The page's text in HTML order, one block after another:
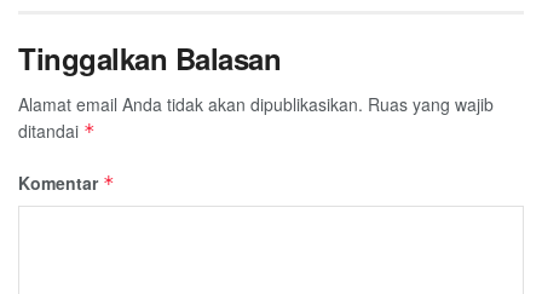
Tinggalkan Balasan
Alamat email Anda tidak akan dipublikasikan. Ruas yang wajib
ditandai *
Komentar *